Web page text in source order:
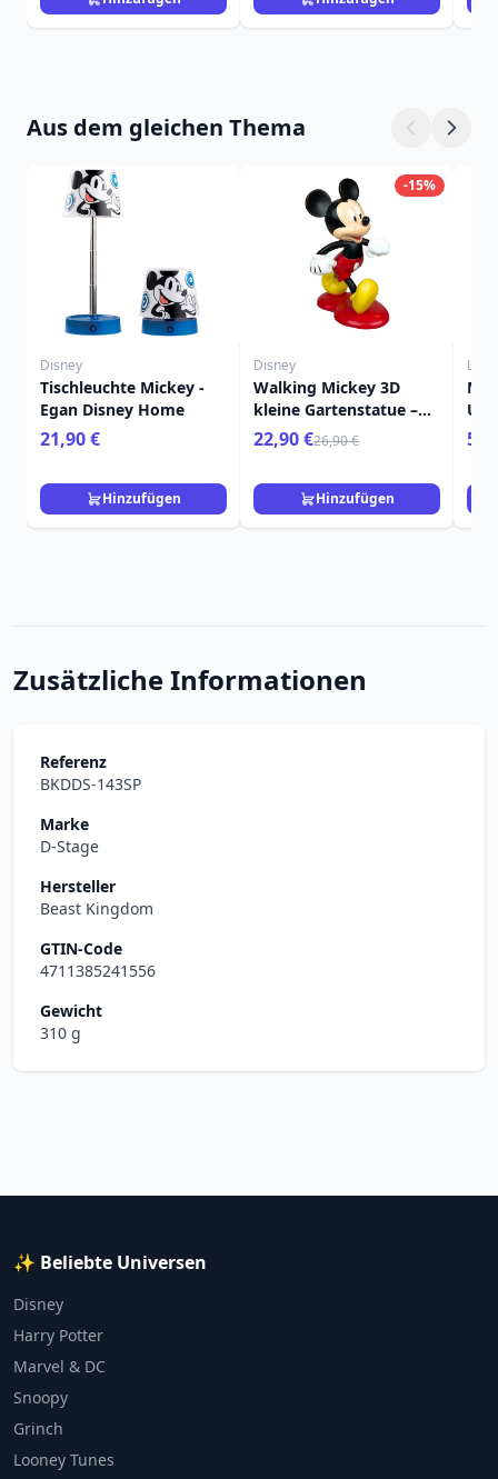
Aus dem gleichen Thema
Disney
Tischleuchte Mickey -
Egan Disney Home
21,90 €
Hinzufügen
-15%
Disney
Walking Mickey 3D
kleine Gartenstatue –
Disney
22,90 €26,90 €
Hinzufügen
Zusätzliche Informationen
Referenz
BKDDS-143SP
Marke
D-Stage
Hersteller
Beast Kingdom
GTIN-Code
4711385241556
Gewicht
310 g
✨ Beliebte Universen
Disney
Harry Potter
Marvel & DC
Snoopy
Grinch
Looney Tunes